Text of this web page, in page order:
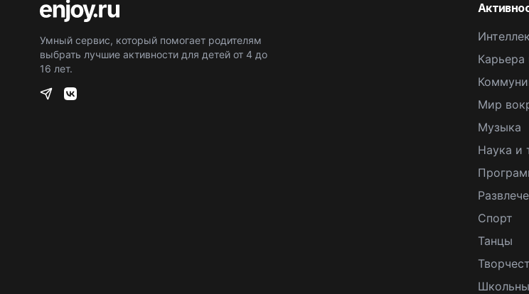
Умный сервис, который помогает родителям
выбрать лучшие активности для детей от 4 до
16 лет.
Мир
Музыка
Наука и
Спорт
Танцы